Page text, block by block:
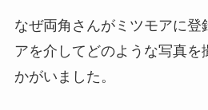
なぜ両角さんがミツモアに登
アを介してどのような写真を
かがいました。